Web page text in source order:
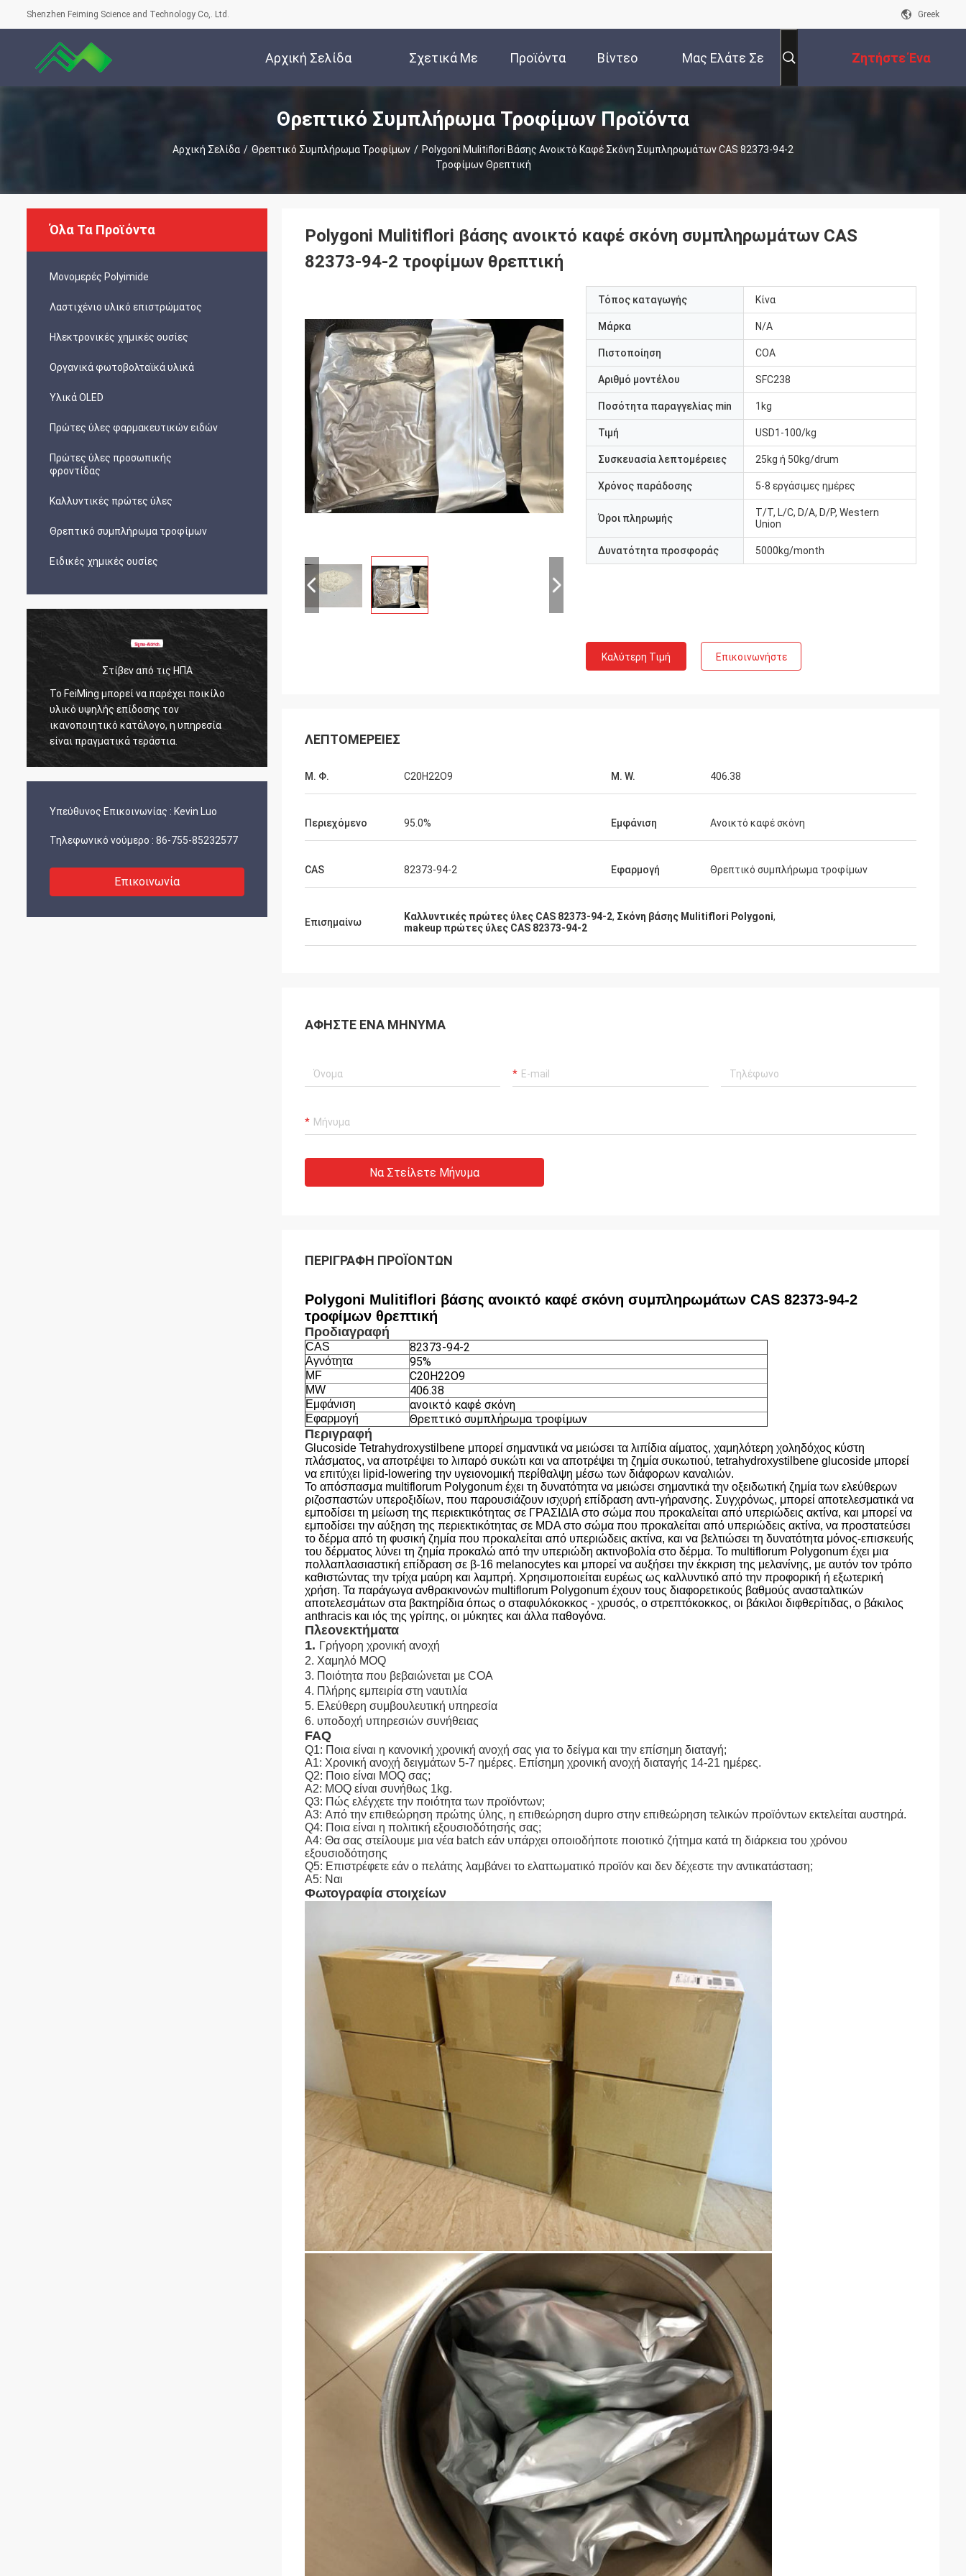
Shenzhen Feiming Science and Technology Co,. Ltd. Greek
Αρχική Σελίδα Σχετικά Με
Εμάς
Προϊόντα Βίντεο Μας Ελάτε Σε Ζητήστε Ένα
Απόσπασμα
Θρεπτικό Συμπλήρωμα Τροφίμων Προϊόντα
Αρχική Σελίδα / Θρεπτικό Συμπλήρωμα Τροφίμων / Polygoni Mulitiflori Βάσης Ανοικτό Καφέ Σκόνη Συμπληρωμάτων CAS 82373-94-2
Τροφίμων Θρεπτική
Όλα Τα Προϊόντα
Μονομερές Polyimide
Λαστιχένιο υλικό επιστρώματος
Ηλεκτρονικές χημικές ουσίες
Οργανικά φωτοβολταϊκά υλικά
Υλικά OLED
Πρώτες ύλες φαρμακευτικών ειδών
Πρώτες ύλες προσωπικής
φροντίδας
Καλλυντικές πρώτες ύλες
Θρεπτικό συμπλήρωμα τροφίμων
Ειδικές χημικές ουσίες
Στίβεν από τις ΗΠΑ
FeiMing μπορεί να παρέχει ποικίλο
υψηλής επίδοσης τον
κατάλογο, η υπηρεσία
πραγματικά τεράστια.
Όλα είναι καλά και οι άνθρωποι
εργάζονται πάνω σε αυτό. Όταν έχω
κάποια νέα θα τα μοιραστώ απευθείας
Λάρα Σένκ από το Βέλγιο
Υπεύθυνος Επικοινωνίας : Kevin Luo
Τηλεφωνικό νούμερο : 86-755-85232577
Επικοινωνία
Polygoni Mulitiflori βάσης ανοικτό καφέ σκόνη συμπληρωμάτων CAS
82373-94-2 τροφίμων θρεπτική
Τόπος καταγωγής Κίνα
Μάρκα N/A
Πιστοποίηση COA
Αριθμό μοντέλου SFC238
Ποσότητα παραγγελίας min 1kg
Τιμή USD1-100/kg
Συσκευασία λεπτομέρειες 25kg ή 50kg/drum
Χρόνος παράδοσης 5-8 εργάσιμες ημέρες
Όροι πληρωμής
T/T, L/C, D/A, D/P, Western
Union
Δυνατότητα προσφοράς 5000kg/month
Καλύτερη Τιμή Επικοινωνήστε
ΛΕΠΤΟΜΈΡΕΙΕΣ
Μ. Φ. C20H22O9 Μ. W. 406.38
Περιεχόμενο 95.0% Εμφάνιση Ανοικτό καφέ σκόνη
CAS 82373-94-2 Εφαρμογή Θρεπτικό συμπλήρωμα τροφίμων
Επισημαίνω Καλλυντικές πρώτες ύλες CAS 82373-94-2, Σκόνη βάσης Mulitiflori Polygoni,
makeup πρώτες ύλες CAS 82373-94-2
ΑΦΉΣΤΕ ΈΝΑ ΜΉΝΥΜΑ
Να Στείλετε Μήνυμα
ΠΕΡΙΓΡΑΦΉ ΠΡΟΪΌΝΤΩΝ
Polygoni Mulitiflori βάσης ανοικτό καφέ σκόνη συμπληρωμάτων CAS 82373-94-2
τροφίμων θρεπτική
Προδιαγραφή
CAS 82373-94-2
Αγνότητα 95%
MF C20H22O9
MW 406.38
Εμφάνιση ανοικτό καφέ σκόνη
Εφαρμογή Θρεπτικό συμπλήρωμα τροφίμων
Περιγραφή
Glucoside Tetrahydroxystilbene μπορεί σημαντικά να μειώσει τα λιπίδια αίματος, χαμηλότερη χοληδόχος κύστη
πλάσματος, να αποτρέψει το λιπαρό συκώτι και να αποτρέψει τη ζημία συκωτιού, tetrahydroxystilbene glucoside μπορεί
να επιτύχει lipid-lowering την υγειονομική περίθαλψη μέσω των διάφορων καναλιών.
Το απόσπασμα multiflorum Polygonum έχει τη δυνατότητα να μειώσει σημαντικά την οξειδωτική ζημία των ελεύθερων
ριζοσπαστών υπεροξιδίων, που παρουσιάζουν ισχυρή επίδραση αντι-γήρανσης. Συγχρόνως, μπορεί αποτελεσματικά να
εμποδίσει τη μείωση της περιεκτικότητας σε ΓΡΑΣΙΔΙΑ στο σώμα που προκαλείται από υπεριώδεις ακτίνα, και μπορεί να
εμποδίσει την αύξηση της περιεκτικότητας σε MDA στο σώμα που προκαλείται από υπεριώδεις ακτίνα, να προστατεύσει
το δέρμα από τη φυσική ζημία που προκαλείται από υπεριώδεις ακτίνα, και να βελτιώσει τη δυνατότητα μόνος-επισκευής
του δέρματος λύνει τη ζημία προκαλώ από την υπεριώδη ακτινοβολία στο δέρμα. Το multiflorum Polygonum έχει μια
πολλαπλασιαστική επίδραση σε β-16 melanocytes και μπορεί να αυξήσει την έκκριση της μελανίνης, με αυτόν τον τρόπο
καθιστώντας την τρίχα μαύρη και λαμπρή. Χρησιμοποιείται ευρέως ως καλλυντικό από την προφορική ή εξωτερική
χρήση. Τα παράγωγα ανθρακινονών multiflorum Polygonum έχουν τους διαφορετικούς βαθμούς ανασταλτικών
αποτελεσμάτων στα βακτηρίδια όπως ο σταφυλόκοκκος - χρυσός, ο στρεπτόκοκκος, οι βάκιλοι διφθερίτιδας, ο βάκιλος
anthracis και ιός της γρίπης, οι μύκητες και άλλα παθογόνα.
Πλεονεκτήματα
1. Γρήγορη χρονική ανοχή
2. Χαμηλό MOQ
3. Ποιότητα που βεβαιώνεται με COA
4. Πλήρης εμπειρία στη ναυτιλία
5. Ελεύθερη συμβουλευτική υπηρεσία
6. υποδοχή υπηρεσιών συνήθειας
FAQ
Q1: Ποια είναι η κανονική χρονική ανοχή σας για το δείγμα και την επίσημη διαταγή;
Α1: Χρονική ανοχή δειγμάτων 5-7 ημέρες. Επίσημη χρονική ανοχή διαταγής 14-21 ημέρες.
Q2: Ποιο είναι MOQ σας;
A2: MOQ είναι συνήθως 1kg.
Q3: Πώς ελέγχετε την ποιότητα των προϊόντων;
A3: Από την επιθεώρηση πρώτης ύλης, η επιθεώρηση dupro στην επιθεώρηση τελικών προϊόντων εκτελείται αυστηρά.
Q4: Ποια είναι η πολιτική εξουσιοδότησής σας;
A4: Θα σας στείλουμε μια νέα batch εάν υπάρχει οποιοδήποτε ποιοτικό ζήτημα κατά τη διάρκεια του χρόνου
εξουσιοδότησης
Q5: Επιστρέφετε εάν ο πελάτης λαμβάνει το ελαττωματικό προϊόν και δεν δέχεστε την αντικατάσταση;
A5: Ναι
Φωτογραφία στοιχείων